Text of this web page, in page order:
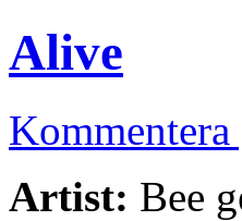
Alive
Kommentera
Artist: Bee